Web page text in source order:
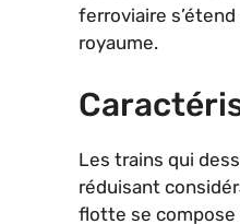
ferroviaire
royaume.
Les trains qui
réduisant
flotte se compose